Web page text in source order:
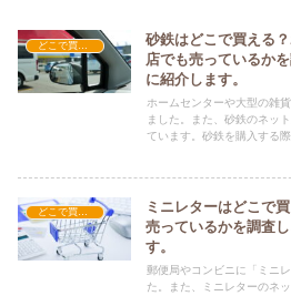
砂鉄はどこで買える
店でも売っているか
に紹介します。
ホームセンターや大型の雑
ました。また、砂鉄のネッ
ています。砂鉄を購入する
どこで買える？-その他
ミニレターはどこで
売っているかを調査
す。
郵便局やコンビニに「ミニ
た。また、ミニレターのネ